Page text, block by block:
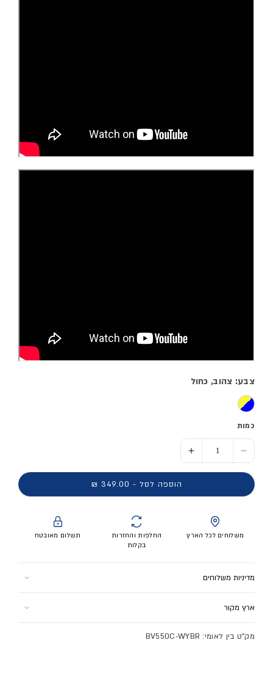
צבע: צהוב, כחול
כמות
הסר כמות ל- כדור כדורעף חופים BV550C
הוסף כמות ל- כדור כדורעף חופים BV550C
הוספה לסל - 349.00 ₪
משלוחים לכל הארץ
החלפות והחזרות
בקלות
תשלום מאובטח
מדיניות משלוחים
ארץ מקור
מק"ט בין לאומי: BV550C-WYBR